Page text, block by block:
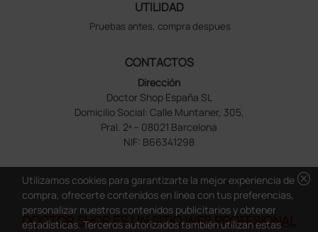
UTILIDAD
Pruebas antes, compra despues
CONTACTOS
Dirección
Doctor Shop España SL
Domicilio Social: Calle Muntaner, 305,
Pral. 2ª – 08021 Barcelona
NIF: B66341298
DOCTOR SHOP ES UN SITIO WEB PROFESIONAL
cancel
Utilizamos cookies para garantizarte la mejor experiencia de
compra, ofrecerte contenidos en línea con tus preferencias,
personalizar nuestros contenidos publicitarios y obtener
estadísticas. Terceros autorizados también utilizan estas